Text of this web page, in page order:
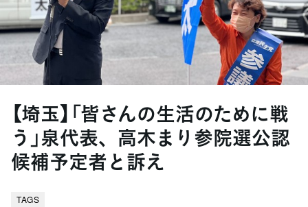
【埼玉】「皆さんの生活のために戦
う」泉代表、高木まり参院選公認
候補予定者と訴え
TAGS